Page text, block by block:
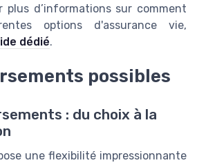
plus d’informations sur comment
options d'assurance vie,
dédié.
possibles
: du choix à la
une flexibilité impressionnante